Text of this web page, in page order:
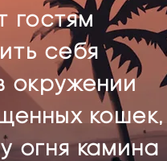
гостям
себя
окружении
кошек,
огня камина